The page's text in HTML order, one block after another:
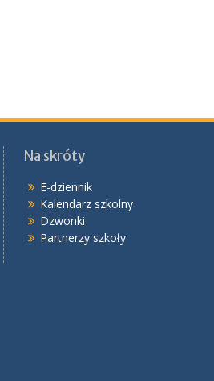
Na skróty
E-dziennik
Kalendarz szkolny
Dzwonki
Partnerzy szkoły